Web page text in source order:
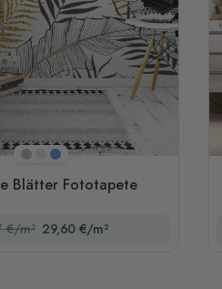
Hellgrau
Rosa
Blau
Blätter Fototapete
€/m² 29,60 €/m²